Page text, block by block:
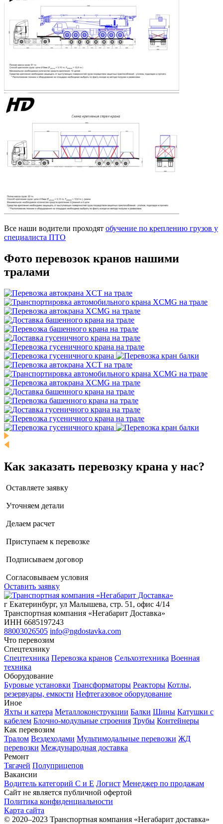
Все наши водители проходят обучение по креплению грузов у
специалиста ПТО
Фото перевозок кранов нашими
тралами
Как заказать перевозку крана у нас?
Оставляете заявку
Уточняем детали
Делаем расчет
Приступаем к перевозке
Подписываем договор
Согласовываем условия
Оставить заявку
г Екатеринбург, ул Малышева, стр. 51, офис 4/14
Транспортная компания «Негабарит Доставка»
ИНН 6685197243
88003026505 info@ngdostavka.com
Что перевозим
Спецтехнику
Спецтехника Перевозка кранов Сельхозтехника Военная
техника
Оборудование
Буровые установки Трансформаторы Реакторы Котлы,
резервуары, емкости Нефтегазовое оборудование
Иное
Яхты и катера Металлоконструкции Балки Шины Катушки с
кабелем Блочно-модульные строения Трубы Контейнеры
Как перевозим
Тралом Вездеходами Мультимодальные перевозки ЖД
перевозки Международная доставка
Ремонт
Тягачей Полуприцепов
Вакансии
Водитель категорий С и Е Логист Менеджер по продажам
Сайт не является публичной офертой
Политика конфиденциальности
Карта сайта
© 2020–2023 Транспортная компания «Негабарит доставка»